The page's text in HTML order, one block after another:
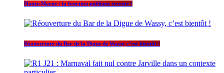
Haute-Marne : la fonction publique recrute !
Réouverture du Bar de la Digue de Wassy, c’est bientôt !